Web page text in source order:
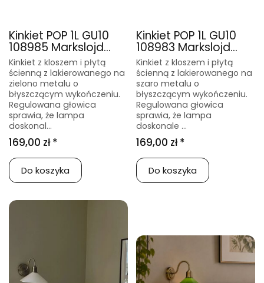
Kinkiet POP 1L GU10
108985 Markslojd...
Kinkiet z kloszem i płytą
ścienną z lakierowanego na
zielono metalu o
błyszczącym wykończeniu.
Regulowana głowica
sprawia, że lampa
doskonal...
169,00 zł *
Do koszyka
Kinkiet POP 1L GU10
108983 Markslojd...
Kinkiet z kloszem i płytą
ścienną z lakierowanego na
szaro metalu o
błyszczącym wykończeniu.
Regulowana głowica
sprawia, że lampa
doskonale ...
169,00 zł *
Do koszyka